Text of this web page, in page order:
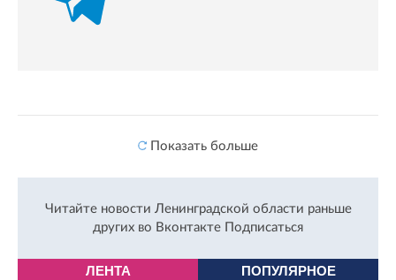
Показать больше
Читайте новости Ленинградской области раньше
других во Вконтакте Подписаться
ЛЕНТА ПОПУЛЯРНОЕ